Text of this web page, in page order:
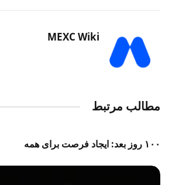
MEXC Wiki
مطالب مرتبط
۱۰۰ روز بعد: ایجاد فرصت برای همه